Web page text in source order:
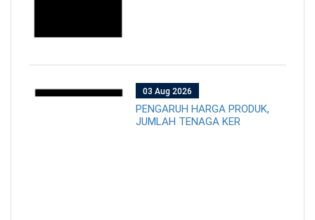
03 Aug 2026
PENGARUH HARGA PRODUK,
JUMLAH TENAGA KER